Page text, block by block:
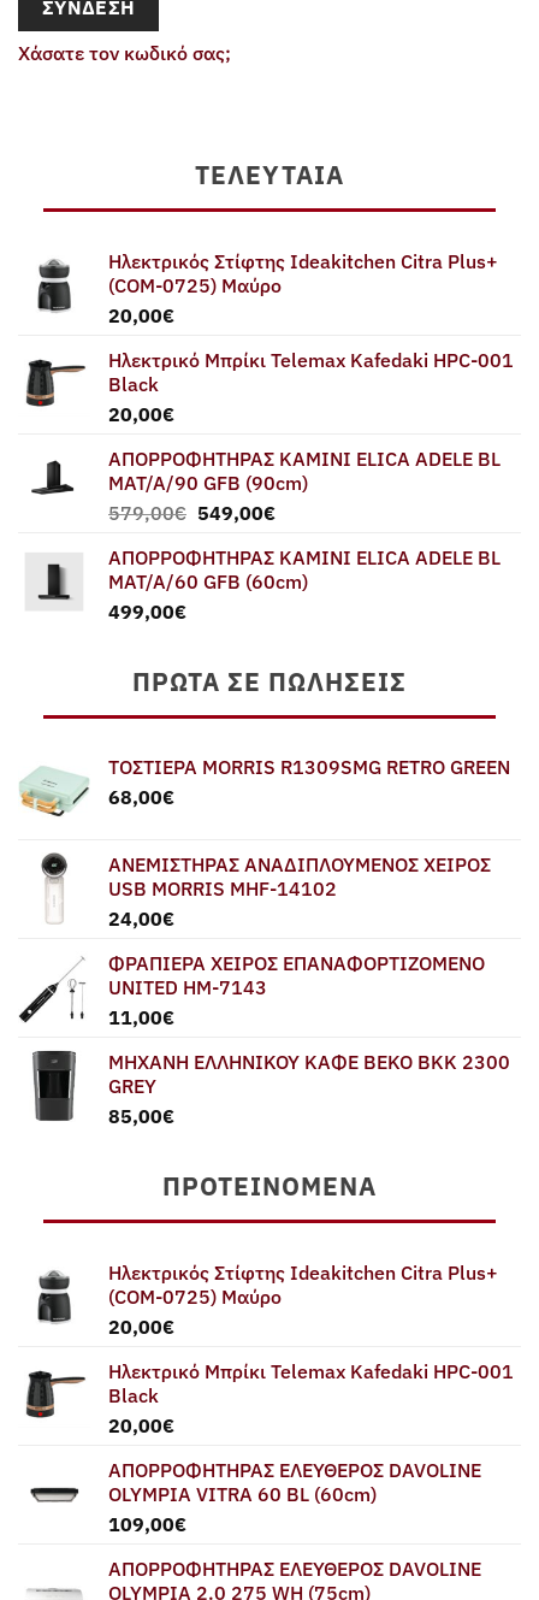
ΣΎΝΔΕΣΗ
Χάσατε τον κωδικό σας;
ΤΕΛΕΥΤΑΊΑ
Ηλεκτρικός Στίφτης Ideakitchen Citra Plus+
(COM-0725) Μαύρο
20,00€
Ηλεκτρικό Μπρίκι Telemax Kafedaki HPC-001
Black
20,00€
ΑΠΟΡΡΟΦΗΤΗΡΑΣ ΚΑΜΙΝΙ ELICA ADELE BL
MAT/A/90 GFB (90cm)
579,00€ Original
was:
579,00€.
549,00€Η
τιμή
είναι:
ΑΠΟΡΡΟΦΗΤΗΡΑΣ ΚΑΜΙΝΙ ELICA ADELE BL
MAT/A/60 GFB (60cm)
499,00€
ΠΡΏΤΑ ΣΕ ΠΩΛΉΣΕΙΣ
ΤΟΣΤΙΕΡΑ MORRIS R1309SMG RETRO GREEN
68,00€
ΑΝΕΜΙΣΤΗΡΑΣ ΑΝΑΔΙΠΛΟΥΜΕΝΟΣ ΧΕΙΡΟΣ
USB MORRIS MHF-14102
24,00€
ΦΡΑΠΙΕΡΑ ΧΕΙΡΟΣ ΕΠΑΝΑΦΟΡΤΙΖΟΜΕΝΟ
UNITED HM-7143
11,00€
ΜΗΧΑΝΗ ΕΛΛΗΝΙΚΟΥ ΚΑΦΕ BEKO BKK 2300
GREY
85,00€
ΠΡΟΤΕΙΝΌΜΕΝΑ
Ηλεκτρικός Στίφτης Ideakitchen Citra Plus+
(COM-0725) Μαύρο
20,00€
Ηλεκτρικό Μπρίκι Telemax Kafedaki HPC-001
Black
20,00€
ΑΠΟΡΡΟΦΗΤΗΡΑΣ ΕΛΕΥΘΕΡΟΣ DAVOLINE
OLYMPIA VITRA 60 BL (60cm)
109,00€
ΑΠΟΡΡΟΦΗΤΗΡΑΣ ΕΛΕΥΘΕΡΟΣ DAVOLINE
OLYMPIA 2.0 275 WH (75cm)